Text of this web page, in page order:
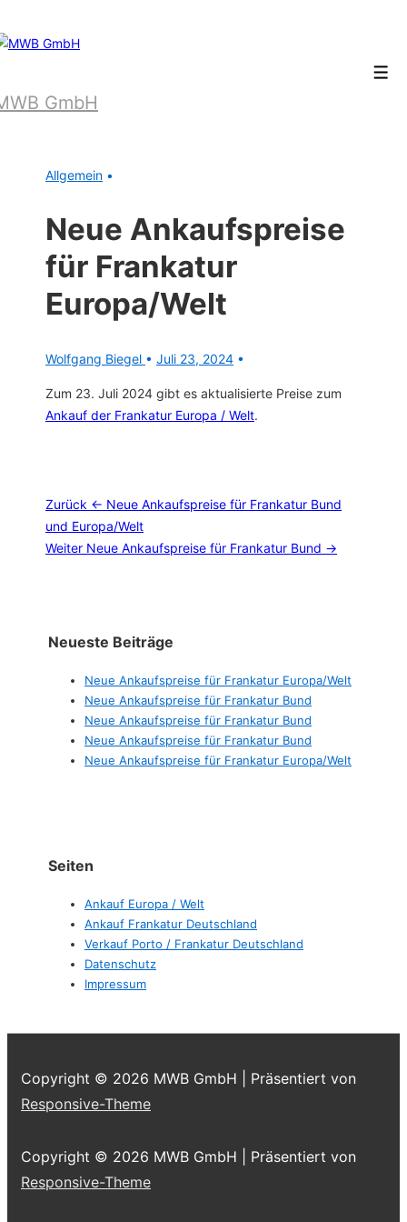
Zum
GmbH
Allgemein
Neue Ankaufspreise
für Frankatur
Europa/Welt
Wolfgang Biegel Juli 23, 2024
Zum 23. Juli 2024 gibt es aktualisierte Preise zum
Ankauf der Frankatur Europa / Welt.
Beitragsnavigation
Zurück ← Neue Ankaufspreise für Frankatur Bund
und Europa/Welt
Weiter Neue Ankaufspreise für Frankatur Bund →
Neueste Beiträge
Neue Ankaufspreise für Frankatur Europa/Welt
Neue Ankaufspreise für Frankatur Bund
Neue Ankaufspreise für Frankatur Bund
Neue Ankaufspreise für Frankatur Bund
Neue Ankaufspreise für Frankatur Europa/Welt
Seiten
Ankauf Europa / Welt
Ankauf Frankatur Deutschland
Verkauf Porto / Frankatur Deutschland
Datenschutz
Impressum
Copyright © 2026 MWB GmbH
| Präsentiert von
Responsive-Theme
Copyright © 2026 MWB GmbH
| Präsentiert von
Responsive-Theme